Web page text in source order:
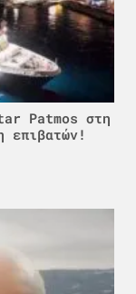
Patmos στη
επιβατών!